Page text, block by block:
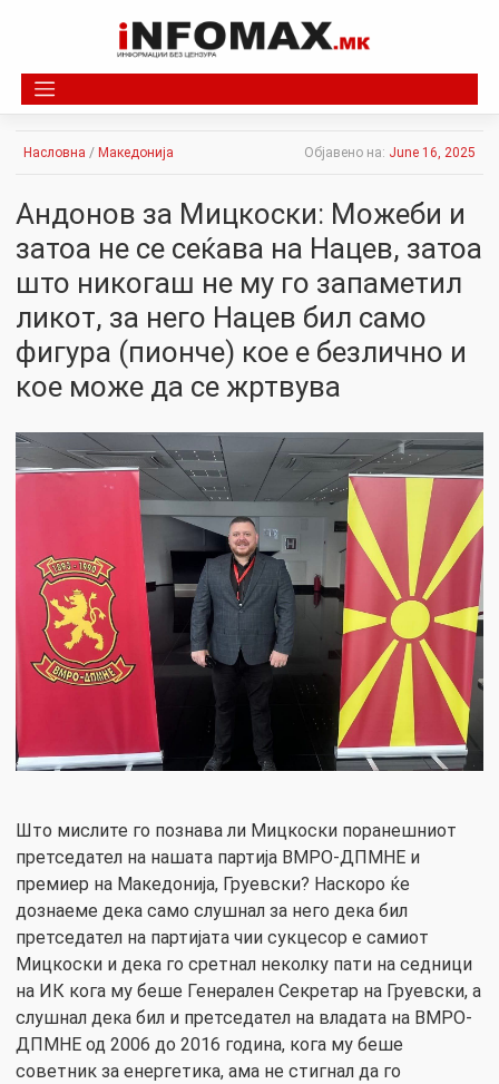
Насловна / Македонија Објавено на: June 16, 2025
Андонов за Мицкоски: Можеби и
затоа не се сеќава на Нацев, затоа
што никогаш не му го запаметил
ликот, за него Нацев бил само
фигура (пионче) кое е безлично и
кое може да се жртвува
Што мислите го познава ли Мицкоски поранешниот
претседател на нашата партија ВМРО-ДПМНЕ и
премиер на Македонија, Груевски? Наскоро ќе
дознаеме дека само слушнал за него дека бил
претседател на партијата чии сукцесор е самиот
Мицкоски и дека го сретнал неколку пати на седници
на ИК кога му беше Генерален Секретар на Груевски, а
слушнал дека бил и претседател на владата на ВМРО-
ДПМНЕ од 2006 до 2016 година, кога му беше
советник за енергетика, ама не стигнал да го